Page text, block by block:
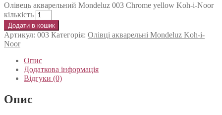
Олівець акварельний Mondeluz 003 Chrome yellow Koh-i-Noor
кількість
Додати в кошик
Артикул: 003 Категорія: Олівці акварельні Mondeluz Koh-i-
Noor
Опис
Додаткова інформація
Відгуки (0)
Опис